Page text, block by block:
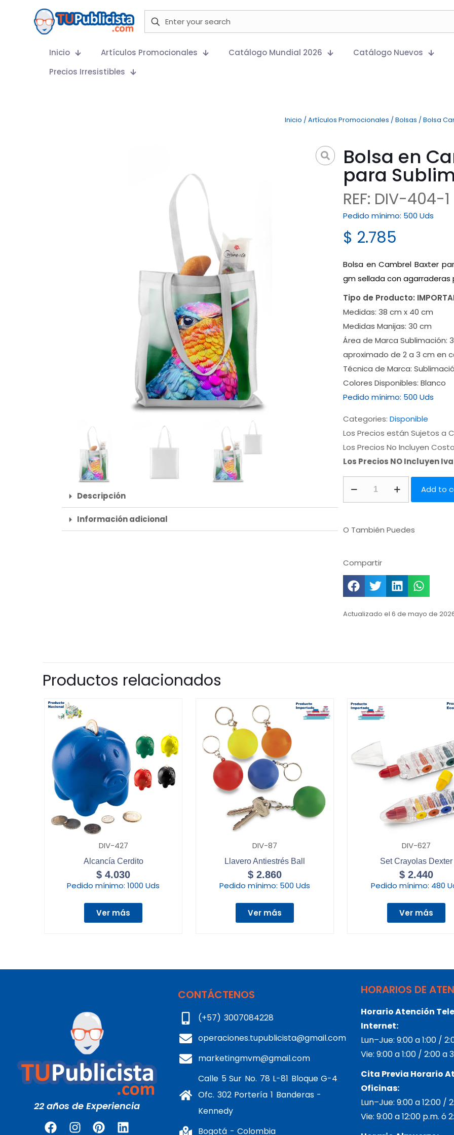
Inicio Artículos Promocionales Catálogo Mundial 2026 Catálogo Nuevos
Precios Irresistibles
Inicio / Artículos Promocionales / Bolsas / Bolsa
Descripción
Información adicional
Bolsa en
para
REF: DIV-404-1
Pedido mínimo: 500 Uds
$ 2.785
Bolsa en Cambrel Baxter
gm sellada con agarraderas
Tipo de Producto:
Medidas: 38 cm x 40 cm
Medidas Manijas: 30 cm
Área de Marca Sublimación:
aproximado de 2 a 3 cm en
Técnica de Marca:
Colores Disponibles: Blanco
Pedido mínimo: 500 Uds
Categories: Disponible
Los Precios están Sujetos a
Los Precios No Incluyen
Los Precios NO Incluyen Iva
Add to
O También Puedes
Compartir
Actualizado el 6 de mayo de
Productos relacionados
DIV-427
Alcancía Cerdito
$ 4.030
Pedido mínimo: 1000 Uds
Ver más
DIV-87
Llavero Antiestrés Ball
$ 2.860
Pedido mínimo: 500 Uds
Ver más
DIV-627
Set Crayolas Dexter
$ 2.440
Pedido mínimo: 480
Ver más
22 años de Experiencia
CONTÁCTENOS
(+57) 3007084228
operaciones.tupublicista@gmail.com
marketingmvm@gmail.com
Calle 5 Sur No. 78 L-81 Bloque G-4
Ofc. 302 Portería 1 Banderas -
Kennedy
Bogotá - Colombia
HORARIOS DE
Horario Atención
Internet:
Lun–Jue: 9:00 a 1:00 /
Vie: 9:00 a 1:00 / 2:00 a
Cita Previa Horario
Oficinas:
Lun–Jue: 9:00 a 12:00 /
Vie: 9:00 a 12:00 p.m. ó